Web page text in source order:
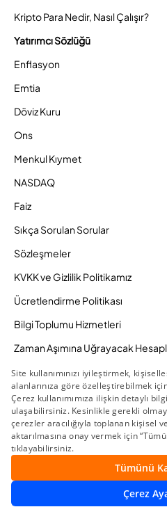
Kripto Para Nedir, Nasıl Çalışır?
Yatırımcı Sözlüğü
Enflasyon
Emtia
Döviz Kuru
Ons
Menkul Kıymet
NASDAQ
Faiz
Sıkça Sorulan Sorular
Sözleşmeler
KVKK ve Gizlilik Politikamız
Ücretlendirme Politikası
Bilgi Toplumu Hizmetleri
Zaman Aşımına Uğrayacak
Duyurular ve Kampanyalar
© 2026 Gedik Yatırım Menkul